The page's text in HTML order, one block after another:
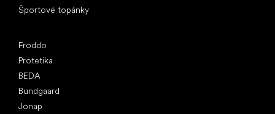
Športové topánky
Froddo
Protetika
BEDA
Bundgaard
Jonap